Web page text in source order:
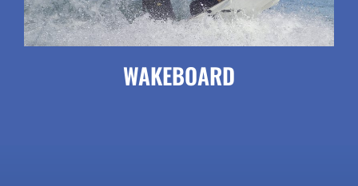
WAKEBOARD